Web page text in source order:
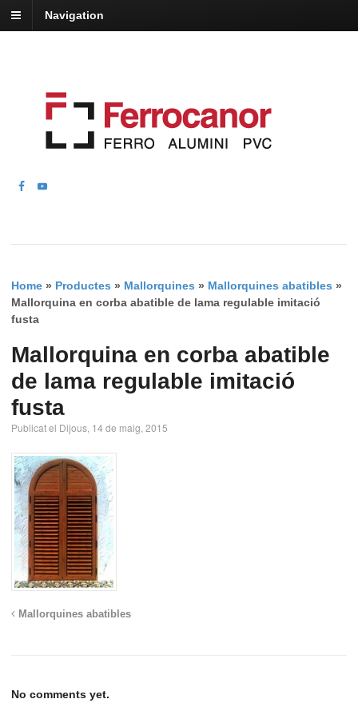
Navigation
Home » Productes » Mallorquines » Mallorquines abatibles »
Mallorquina en corba abatible de lama regulable imitació
fusta
Mallorquina en corba abatible
de lama regulable imitació
fusta
Publicat el Dijous, 14 de maig, 2015
Mallorquines abatibles
No comments yet.